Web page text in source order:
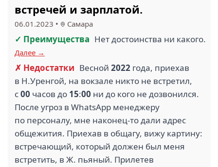
встречей и зарплатой.
06.01.2023 • Самара
✓ Преимущества Нет достоинства ни какого.
Далее →
✗ Недостатки Весной 2022 года, приехав
в Н.Уренгой, на вокзале никто не встретил,
с00 часов до 15:00 ни до кого не дозвонился.
После угроз в WhatsApp менеджеру
по персоналу, мне наконец-то дали адрес
общежития. Приехав в общагу, вижу картину:
встречающий, который должен был меня
встретить, в Ж. пьяный. Прилетев